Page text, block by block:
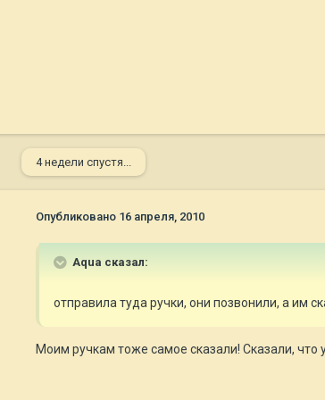
4 недели спустя...
Опубликовано 16 апреля, 2010
Aqua сказал:
отправила туда ручки, они позвонили, а им
Моим ручкам тоже самое сказали! Сказали,